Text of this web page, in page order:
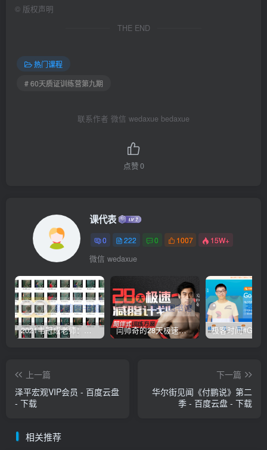
© 版权声明
THE END
热门课程
# 60天质证训练营第九期
联系作者 微信 wedaxue bedaxue
点赞0
课代表
0 222 0 1007 15W+
微信 wedaxue
2021韦冠成老师：韦氏天星风水《秘传二十四山吉凶占断要法》 – 百度云盘 – 下载 闫帅奇的28天极速减脂计划 – 网盘分享 – 下载
上一篇
泽‬平宏观VIP会员 - 百度云盘
- 下载
下一篇
华尔街见闻《付鹏说》第二
季 - 百度云盘 - 下载
相关推荐